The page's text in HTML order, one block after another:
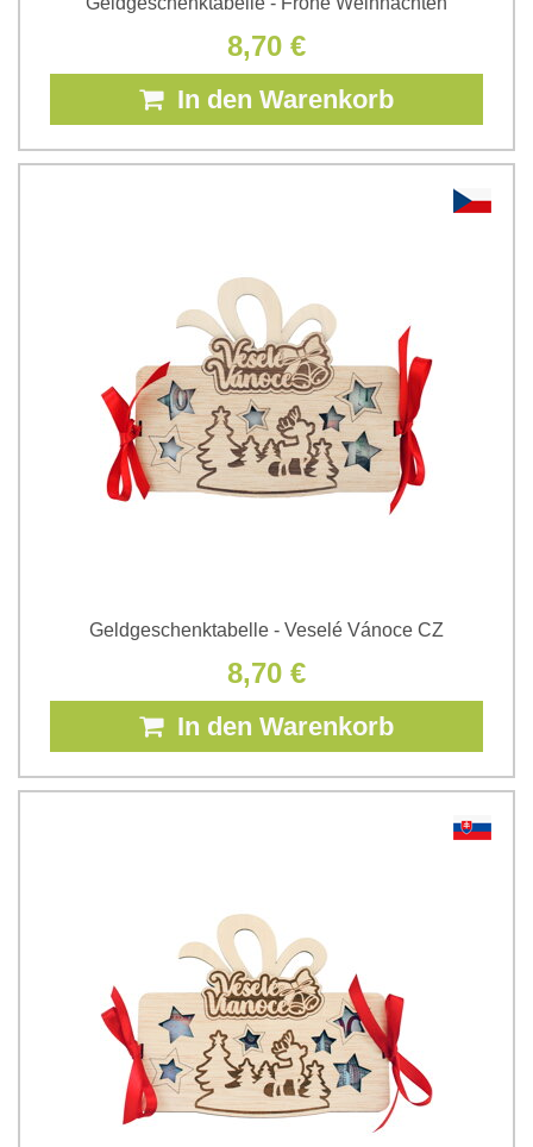
8,70 €
In den Warenkorb
Geldgeschenktabelle - Veselé Vánoce CZ
8,70 €
In den Warenkorb